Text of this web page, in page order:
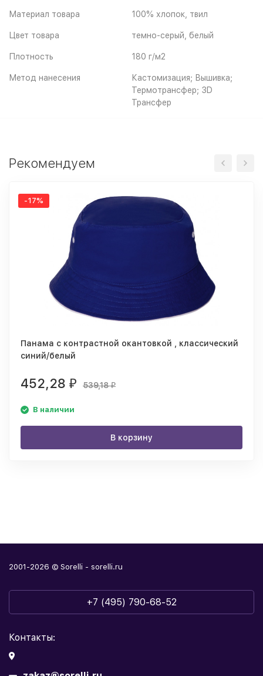
Материал товара 100% хлопок, твил
Цвет товара темно-серый, белый
Плотность 180 г/м2
Метод нанесения
Кастомизация; Вышивка;
Термотрансфер; 3D
Трансфер
Рекомендуем
-17%
Панама с контрастной окантовкой , классический
синий/белый
452,28 ₽ 539,18₽
В наличии
В корзину
2001-2026 © Sorelli - sorelli.ru
+7 (495) 790-68-52
Контакты: